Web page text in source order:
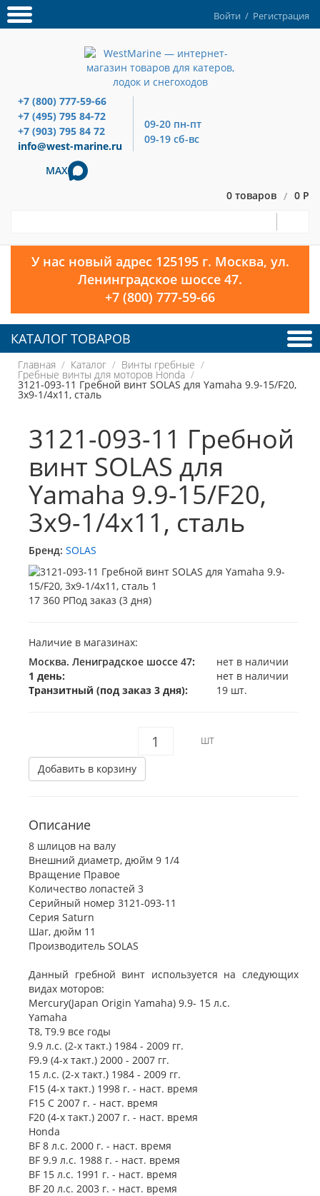
Войти / Регистрация
+7 (800) 777-59-66
+7 (495) 795 84-72
+7 (903) 795 84 72
info@west-marine.ru
09-20 пн-пт
09-19 сб-вс
MAX
0 товаров / 0 Р
У нас новый адрес 125195 г. Москва, ул.
Ленинградское шоссе 47.
+7 (800) 777-59-66
КАТАЛОГ ТОВАРОВ
Главная Каталог Винты гребные
Гребные винты для моторов Honda
3121-093-11 Гребной винт SOLAS для Yamaha 9.9-15/F20,
3x9-1/4x11, сталь
3121-093-11 Гребной
винт SOLAS для
Yamaha 9.9-15/F20,
3x9-1/4x11, сталь
Бренд: SOLAS
17 360 РПод заказ (3 дня)
Наличие в магазинах:
Москва. Лениградское шоссе 47:
нет в наличии
1 день:
нет в наличии
Транзитный (под заказ 3 дня):
19 шт.
ШТ
Добавить в корзину
Описание
8 шлицов на валу
Внешний диаметр, дюйм 9 1/4
Вращение Правое
Количество лопастей 3
Серийный номер 3121-093-11
Серия Saturn
Шаг, дюйм 11
Производитель SOLAS
Данный гребной винт используется на следующих
видах моторов:
Mercury(Japan Origin Yamaha) 9.9- 15 л.с.
Yamaha
T8, T9.9 все годы
9.9 л.с. (2-х такт.) 1984 - 2009 гг.
F9.9 (4-х такт.) 2000 - 2007 гг.
15 л.с. (2-х такт.) 1984 - 2009 гг.
F15 (4-х такт.) 1998 г. - наст. время
F15 C 2007 г. - наст. время
F20 (4-х такт.) 2007 г. - наст. время
Honda
BF 8 л.с. 2000 г. - наст. время
BF 9.9 л.с. 1988 г. - наст. время
BF 15 л.с. 1991 г. - наст. время
BF 20 л.с. 2003 г. - наст. время